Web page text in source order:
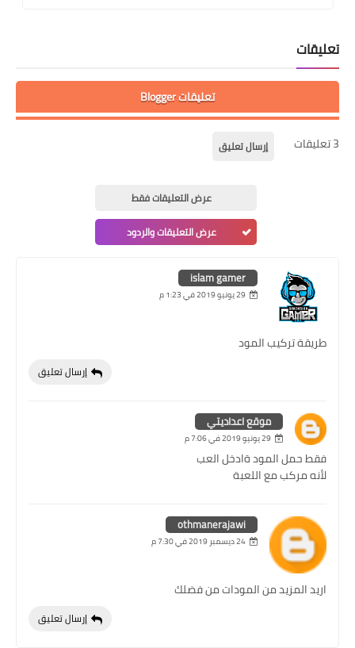
تعليقات
تعليقات Blogger
3 تعليقات إرسال تعليق
عرض التعليقات فقط
عرض التعليقات والردود
islam gamer
29 يونيو 2019 في 1:23 م
طريقة تركيب المود
إرسال تعليق
موقع اعداديتي
29 يونيو 2019 في 7:06 م
فقط حمل المود ةادخل العب
لأنه مركب مع اللعبة
othmanerajawi
24 ديسمبر 2019 في 7:30 م
اريد المزيد من المودات من فضلك
إرسال تعليق